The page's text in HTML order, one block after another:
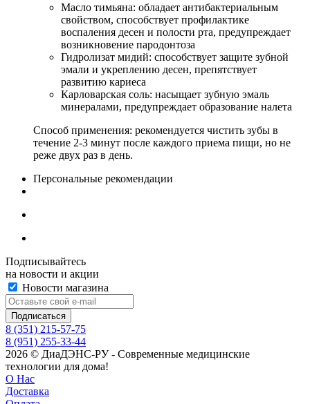
Масло тимьяна: обладает антибактериальным
свойством, способствует профилактике
воспаления десен и полости рта, предупреждает
возникновение пародонтоза
Гидролизат мидий: способствует защите зубной
эмали и укреплению десен, препятствует
развитию кариеса
Карловарская соль: насыщает зубную эмаль
минералами, предупреждает образование налета
Способ применения: рекомендуется чистить зубы в
течение 2-3 минут после каждого приема пищи, но не
реже двух раз в день.
Персональные рекомендации
Подписывайтесь
на новости и акции
Новости магазина
8 (351) 215-57-75
8 (951) 255-33-44
2026 © ДиаДЭНС-РУ - Современные медицинские
технологии для дома!
О Нас
Доставка